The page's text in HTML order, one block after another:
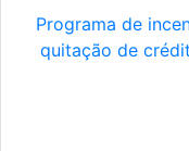
Programa de
quitação de